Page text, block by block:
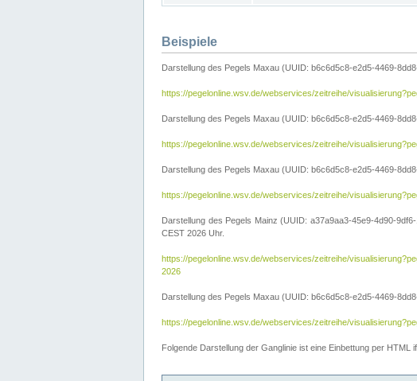
Beispiele
Darstellung des Pegels Maxau (UUID: b6c6d5c8-e2d5-4469-
https://pegelonline.wsv.de/webservices/zeitreihe/
Darstellung des Pegels Maxau (UUID: b6c6d5c8-e2d5-4469-
https://pegelonline.wsv.de/webservices/zeitreihe/
Darstellung des Pegels Maxau (UUID: b6c6d5c8-e2d5-4469-
https://pegelonline.wsv.de/webservices/zeitreihe/
Darstellung des Pegels Mainz (UUID: a37a9aa3-45e9-4d90-
CEST 2026 Uhr.
https://pegelonline.wsv.de/webservices/zeitreihe/
2026
Darstellung des Pegels Maxau (UUID: b6c6d5c8-e2d5-4469-
https://pegelonline.wsv.de/webservices/zeitreihe/
Folgende Darstellung der Ganglinie ist eine Einbettung per